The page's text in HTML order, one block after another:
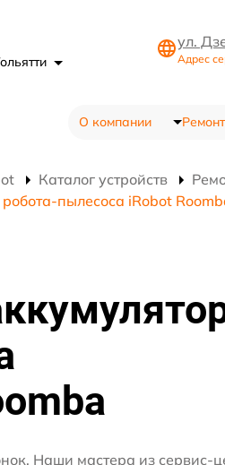
ул.
Адрес
О компании
Каталог устройств
пылесоса iRobot
Наши мастера из сервис-